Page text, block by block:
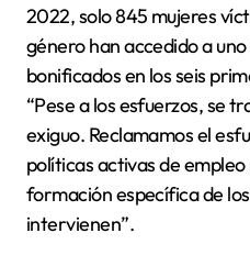
2022, solo 845 mujeres
género han accedido a
bonificados en los seis
“Pese a los esfuerzos, se
exiguo. Reclamamos el
políticas activas de
formación específica de
intervienen”.